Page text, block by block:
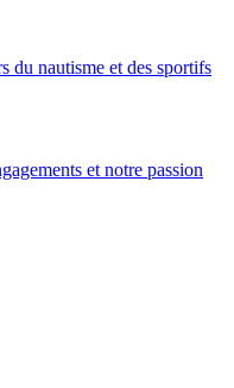
du nautisme et des sportifs
et notre passion